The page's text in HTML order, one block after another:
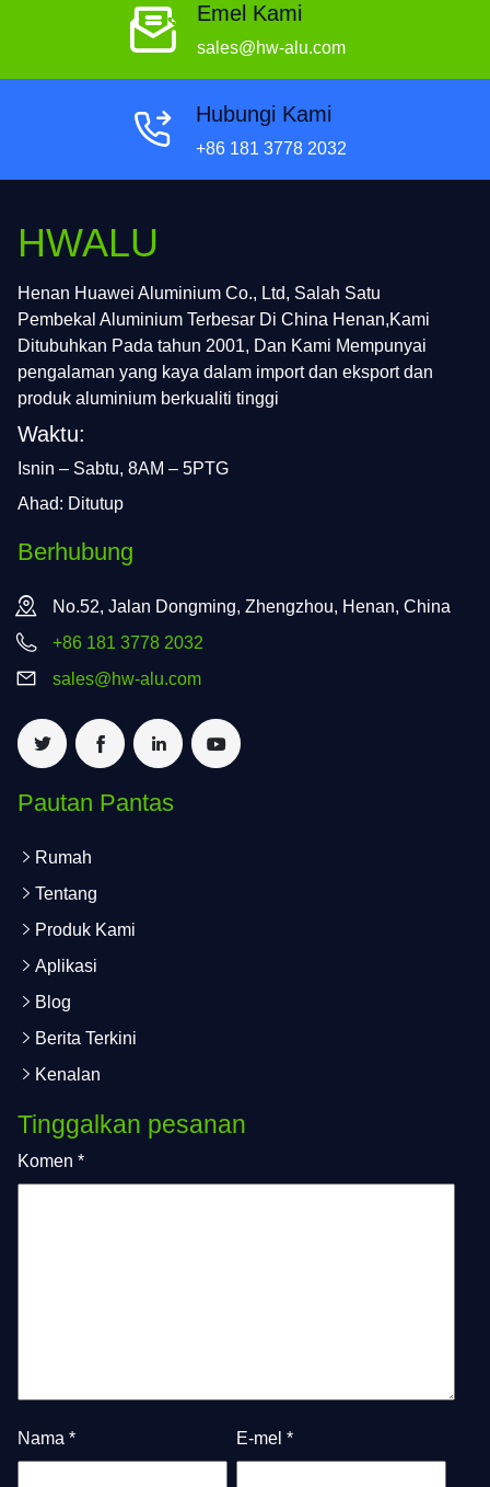
Emel Kami
sales@hw-alu.com
Hubungi Kami
+86 181 3778 2032
HWALU
Henan Huawei Aluminium Co., Ltd, Salah Satu
Pembekal Aluminium Terbesar Di China Henan,Kami
Ditubuhkan Pada tahun 2001, Dan Kami Mempunyai
pengalaman yang kaya dalam import dan eksport dan
produk aluminium berkualiti tinggi
Waktu:
Isnin – Sabtu, 8AM – 5PTG
Ahad: Ditutup
Berhubung
No.52, Jalan Dongming, Zhengzhou, Henan, China
+86 181 3778 2032
sales@hw-alu.com
Pautan Pantas
Rumah
Tentang
Produk Kami
Aplikasi
Blog
Berita Terkini
Kenalan
Tinggalkan pesanan
Komen *
Nama * E-mel *